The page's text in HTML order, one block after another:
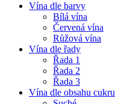
Vína dle barvy
Bílá vína
Červená vína
Růžová vína
Vína dle řady
Řada 1
Řada 2
Řada 3
Vína dle obsahu cukru